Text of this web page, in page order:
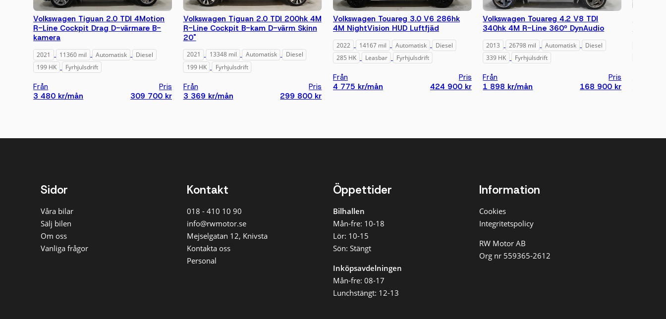
Volkswagen Tiguan 2.0 TDI 4Motion
R-Line Cockpit Drag D-värmare B-
kamera
2021 11360 mil Automatisk
Diesel
199 HK
Fyrhjulsdrift
Från
3 480 kr/mån
Pris
309 700 kr
Volkswagen Tiguan 2.0 TDI 200hk 4M
R-Line Cockpit B-kam D-värm Skinn
20"
2021 13348 mil Automatisk
Diesel
199 HK
Fyrhjulsdrift
Från
3 369 kr/mån
Pris
299 800 kr
Volkswagen Touareg 3.0 V6 286hk
4M NightVision HUD Luftfjäd
2022 14167 mil Automatisk
Diesel
285 HK
Leasbar Fyrhjulsdrift
Från
4 775 kr/mån
Pris
424 900 kr
Volkswagen Touareg 4.2 V8 TDI
340hk 4M R-Line 360º DynAudio
2013 26798 mil Automatisk
Diesel
339 HK
Fyrhjulsdrift
Från
1 898 kr/mån
Pris
168 900 kr
Sidor
Våra bilar
Sälj bilen
Om oss
Vanliga frågor
Kontakt
018 - 410 10 90
info@rwmotor.se
Mejselgatan 12, Knivsta
Kontakta oss
Personal
Öppettider
Bilhallen
Mån-fre: 10-18
Lör: 10-15
Sön: Stängt
Inköpsavdelningen
Mån-fre: 08-17
Lunchstängt: 12-13
Information
Cookies
Integritetspolicy
RW Motor AB
Org nr 559365-2612